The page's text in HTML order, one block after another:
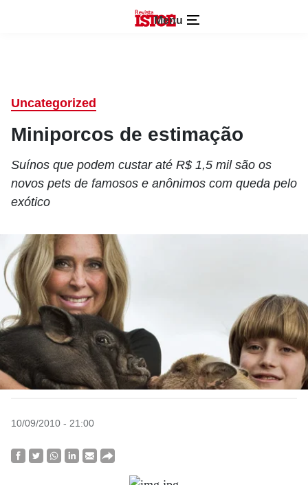
Menu
Uncategorized
Miniporcos de estimação
Suínos que podem custar até R$ 1,5 mil são os
novos pets de famosos e anônimos com queda pelo
exótico
10/09/2010 - 21:00